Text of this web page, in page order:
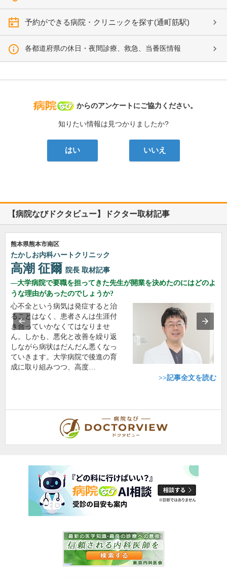
予約ができる病院・クリニックを探す(通町筋駅)
各都道府県の休日・夜間診療、救急、当番医情報
病院なび
からのアンケートにご協力ください。
知りたい情報は見つかりましたか?
はい いいえ
【病院なびドクタビュー】ドクター取材記事
熊本県熊本市南区
たかしお内科ハートクリニック
高潮 征爾 院長 取材記事
大学病院で要職を担ってきた先生が開業を決めたのにはどのよ
うな理由があったのでしょうか?
心不全という病気は発症すると治
ることはなく、患者さんは生涯付
き合っていかなくてはなりませ
ん。しかも、悪化と改善を繰り返
しながら病状はだんだん悪くなっ
ていきます。大学病院で後進の育
成に取り組みつつ、高度…
>>記事全文を読む